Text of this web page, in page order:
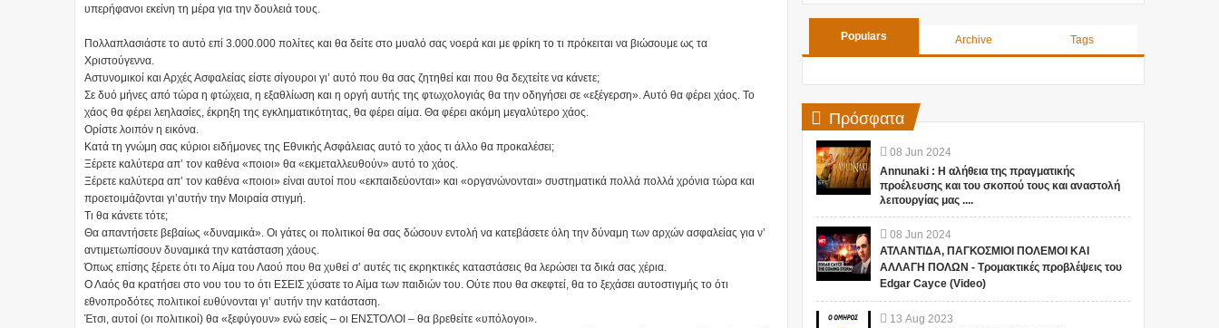
υπερήφανοι εκείνη τη μέρα για την δουλειά τους.
Πολλαπλασιάστε το αυτό επί 3.000.000 πολίτες και θα δείτε στο μυαλό σας νοερά και με φρίκη το τι πρόκειται να βιώσουμε ως τα
Χριστούγεννα.
Αστυνομικοί και Αρχές Ασφαλείας είστε σίγουροι γι’ αυτό που θα σας ζητηθεί και που θα δεχτείτε να κάνετε;
Σε δυό μήνες από τώρα η φτώχεια, η εξαθλίωση και η οργή αυτής της φτωχολογιάς θα την οδηγήσει σε «εξέγερση». Αυτό θα φέρει χάος. Το
χάος θα φέρει λεηλασίες, έκρηξη της εγκληματικότητας, θα φέρει αίμα. Θα φέρει ακόμη μεγαλύτερο χάος.
Ορίστε λοιπόν η εικόνα.
Κατά τη γνώμη σας κύριοι ειδήμονες της Εθνικής Ασφάλειας αυτό το χάος τι άλλο θα προκαλέσει;
Ξέρετε καλύτερα απ’ τον καθένα «ποιοι» θα «εκμεταλλευθούν» αυτό το χάος.
Ξέρετε καλύτερα απ’ τον καθένα «ποιοι» είναι αυτοί που «εκπαιδεύονται» και «οργανώνονται» συστηματικά πολλά πολλά χρόνια τώρα και
προετοιμάζονται γι’αυτήν την Μοιραία στιγμή.
Τι θα κάνετε τότε;
Θα απαντήσετε βεβαίως «δυναμικά». Οι γάτες οι πολιτικοί θα σας δώσουν εντολή να κατεβάσετε όλη την δύναμη των αρχών ασφαλείας για ν’
αντιμετωπίσουν δυναμικά την κατάσταση χάους.
Όπως επίσης ξέρετε ότι το Αίμα του Λαού που θα χυθεί σ’ αυτές τις εκρηκτικές καταστάσεις θα λερώσει τα δικά σας χέρια.
Ο Λαός θα κρατήσει στο νου του το ότι ΕΣΕΙΣ χύσατε το Αίμα των παιδιών του. Ούτε που θα σκεφτεί, θα το ξεχάσει αυτοστιγμής το ότι
εθνοπροδότες πολιτικοί ευθύνονται γι’ αυτήν την κατάσταση.
Έτσι, αυτοί (οι πολιτικοί) θα «ξεφύγουν» ενώ εσείς – οι ΕΝΣΤΟΛΟΙ – θα βρεθείτε «υπόλογοι».
Populars Archive Tags
Πρόσφατα
08 Jun 2024
Annunaki : Η αλήθεια της πραγματικής
προέλευσης και του σκοπού τους και αναστολή
λειτουργίας μας ....
08 Jun 2024
ΑΤΛΑΝΤΙΔΑ, ΠΑΓΚΟΣΜΙΟΙ ΠΟΛΕΜΟΙ ΚΑΙ
ΑΛΛΑΓΗ ΠΟΛΩΝ - Τρομακτικές προβλέψεις του
Edgar Cayce (Video)
13 Aug 2023